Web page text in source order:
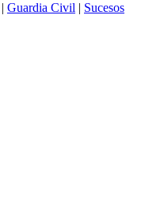
| Guardia Civil | Sucesos